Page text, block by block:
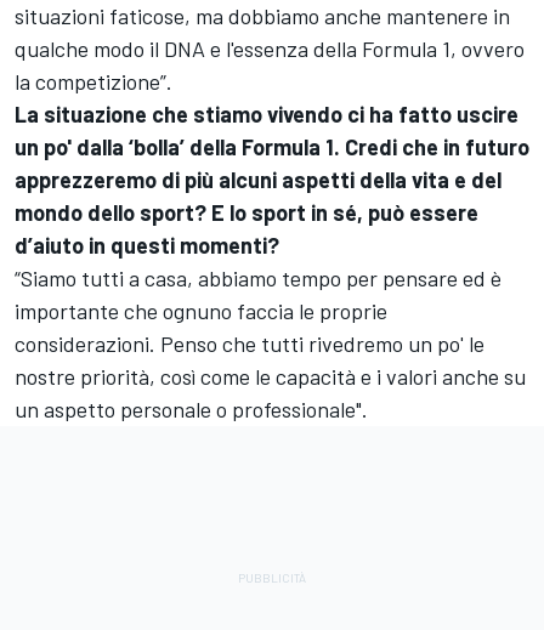
situazioni faticose, ma dobbiamo anche mantenere in
qualche modo il DNA e l'essenza della Formula 1, ovvero
la competizione”.
La situazione che stiamo vivendo ci ha fatto uscire
un po' dalla ‘bolla’ della Formula 1. Credi che in futuro
apprezzeremo di più alcuni aspetti della vita e del
mondo dello sport? E lo sport in sé, può essere
d’aiuto in questi momenti?
“Siamo tutti a casa, abbiamo tempo per pensare ed è
importante che ognuno faccia le proprie
considerazioni. Penso che tutti rivedremo un po' le
nostre priorità, così come le capacità e i valori anche su
un aspetto personale o professionale".